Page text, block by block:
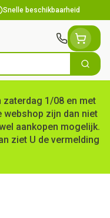
Snelle beschikbaarheid
Zoek
zaterdag 1/08 en met
webshop zijn dan niet
aankopen mogelijk.
ziet U de vermelding